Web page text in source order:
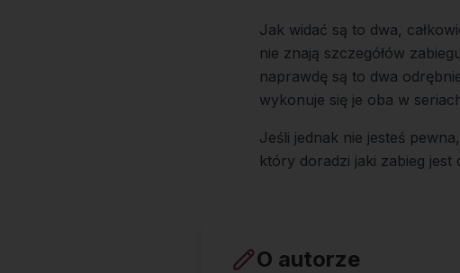
Jak widać są to dwa,
nie znają szczegółów
naprawdę są to dwa
wykonuje się je oba w
Jeśli jednak nie jesteś
który doradzi jaki zabieg jest
O autorze